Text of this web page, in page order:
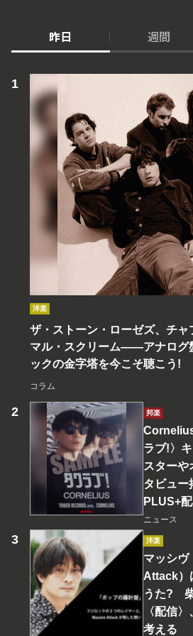
昨日 週間
洋楽
ザ・ストーン・ローゼズ、チャ
マル・スクリーム――アナログ
ックの金字塔を今こそ聴こう!
コラム
邦楽
ラブ!〉
スターや
タビュー
PLUS+
ニュース
洋楽
マッシヴ
Attack）
うた?
〈配信
考える